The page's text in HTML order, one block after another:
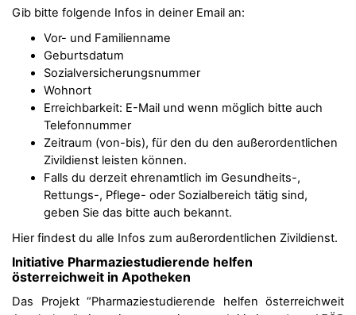
Gib bitte folgende Infos in deiner Email an:
Vor- und Familienname
Geburtsdatum
Sozialversicherungsnummer
Wohnort
Erreichbarkeit: E-Mail und wenn möglich bitte auch
Telefonnummer
Zeitraum (von-bis), für den du den außerordentlichen
Zivildienst leisten können.
Falls du derzeit ehrenamtlich im Gesundheits-,
Rettungs-, Pflege- oder Sozialbereich tätig sind,
geben Sie das bitte auch bekannt.
Hier findest du alle Infos zum außerordentlichen Zivildienst.
Initiative Pharmaziestudierende helfen
österreichweit in Apotheken
Das Projekt “Pharmaziestudierende helfen österreichweit